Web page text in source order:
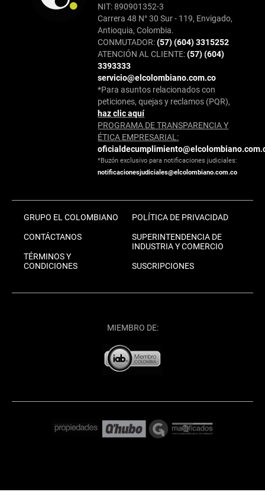
NIT: 890901352-3
Carrera 48 N° 30 Sur - 119, Envigado,
Antioquia, Colombia.
CONMUTADOR:(57) (604) 3315252
ATENCIÓN AL CLIENTE:(57) (604)
3393333
servicio@elcolombiano.com.co
*Para asuntos relacionados con
peticiones, quejas y reclamos (PQR),
haz clic aquí
PROGRAMA DE TRANSPARENCIA Y
ÉTICA EMPRESARIAL:
*Buzón exclusivo para notificaciones judiciales:
notificacionesjudiciales@elcolombiano.com.co
GRUPO EL COLOMBIANO
CONTÁCTANOS
TÉRMINOS Y
CONDICIONES
POLÍTICA DE PRIVACIDAD
SUPERINTENDENCIA DE
INDUSTRIA Y COMERCIO
SUSCRIPCIONES
MIEMBRO DE: